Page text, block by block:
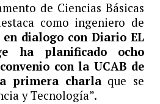
de Ciencias Básicas
como ingeniero de
en dialogo con Diario EL
ha planificado ocho
con la UCAB de
primera charla que se
y Tecnología”.